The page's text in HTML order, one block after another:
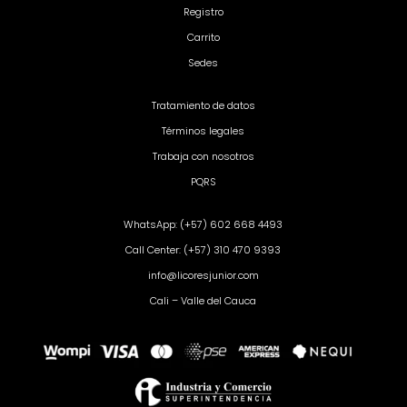
Registro
Carrito
Sedes
Tratamiento de datos
Términos legales
Trabaja con nosotros
PQRS
WhatsApp: (+57) 602 668 4493
Call Center: (+57) 310 470 9393
info@licoresjunior.com
Cali – Valle del Cauca